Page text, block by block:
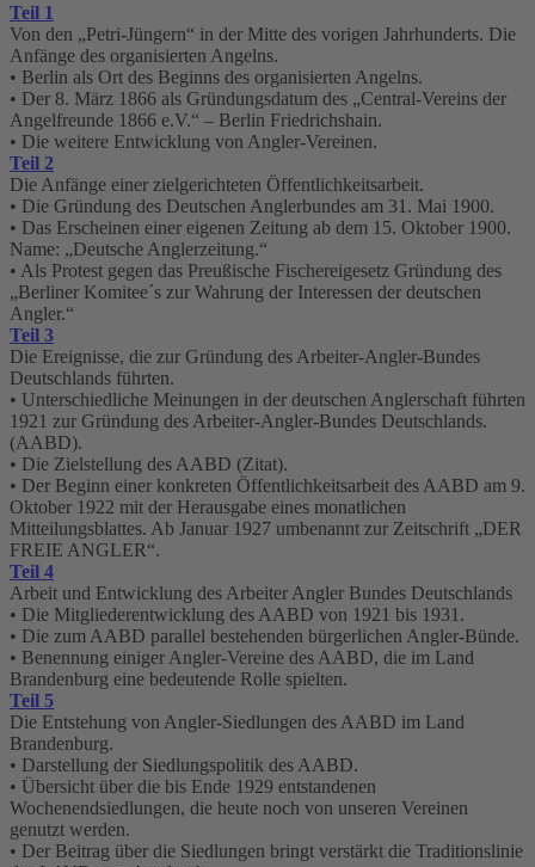
Teil 1
Von den „Petri-Jüngern“ in der Mitte des vorigen Jahrhunderts. Die
Anfänge des organisierten Angelns.
• Berlin als Ort des Beginns des organisierten Angelns.
• Der 8. März 1866 als Gründungsdatum des „Central-Vereins der
Angelfreunde 1866 e.V.“ – Berlin Friedrichshain.
• Die weitere Entwicklung von Angler-Vereinen.
Teil 2
Die Anfänge einer zielgerichteten Öffentlichkeitsarbeit.
• Die Gründung des Deutschen Anglerbundes am 31. Mai 1900.
• Das Erscheinen einer eigenen Zeitung ab dem 15. Oktober 1900.
Name: „Deutsche Anglerzeitung.“
• Als Protest gegen das Preußische Fischereigesetz Gründung des
„Berliner Komitee´s zur Wahrung der Interessen der deutschen
Angler.“
Teil 3
Die Ereignisse, die zur Gründung des Arbeiter-Angler-Bundes
Deutschlands führten.
• Unterschiedliche Meinungen in der deutschen Anglerschaft führten
1921 zur Gründung des Arbeiter-Angler-Bundes Deutschlands.
(AABD).
• Die Zielstellung des AABD (Zitat).
• Der Beginn einer konkreten Öffentlichkeitsarbeit des AABD am 9.
Oktober 1922 mit der Herausgabe eines monatlichen
Mitteilungsblattes. Ab Januar 1927 umbenannt zur Zeitschrift „DER
FREIE ANGLER“.
Teil 4
Arbeit und Entwicklung des Arbeiter Angler Bundes Deutschlands
• Die Mitgliederentwicklung des AABD von 1921 bis 1931.
• Die zum AABD parallel bestehenden bürgerlichen Angler-Bünde.
• Benennung einiger Angler-Vereine des AABD, die im Land
Brandenburg eine bedeutende Rolle spielten.
Teil 5
Die Entstehung von Angler-Siedlungen des AABD im Land
Brandenburg.
• Darstellung der Siedlungspolitik des AABD.
• Übersicht über die bis Ende 1929 entstandenen
Wochenendsiedlungen, die heute noch von unseren Vereinen
genutzt werden.
• Der Beitrag über die Siedlungen bringt verstärkt die Traditionslinie